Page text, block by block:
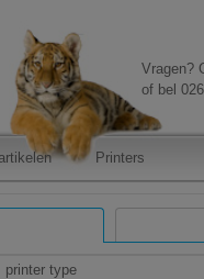
Vragen?
of bel
Printers
printer type